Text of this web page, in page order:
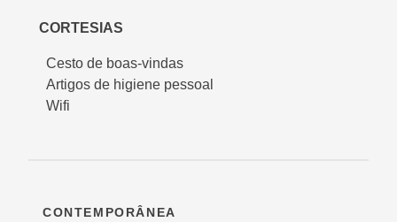
CORTESIAS
Cesto de boas-vindas
Artigos de higiene pessoal
Wifi
CONTEMPORÂNEA